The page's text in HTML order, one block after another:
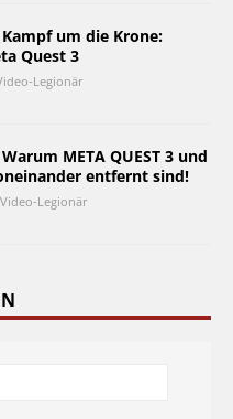
um die Krone:
Quest 3
Legionär
META QUEST 3 und
entfernt sind!
Video-Legionär